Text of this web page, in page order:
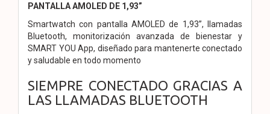
PANTALLAAMOLED DE 1,93”
Smartwatch con pantalla AMOLED de 1,93”, llamadas
Bluetooth, monitorización avanzada de bienestar y
SMART YOU App, diseñado para mantenerte conectado
y saludable en todo momento
SIEMPRE CONECTADO GRACIAS A
LAS LLAMADAS BLUETOOTH